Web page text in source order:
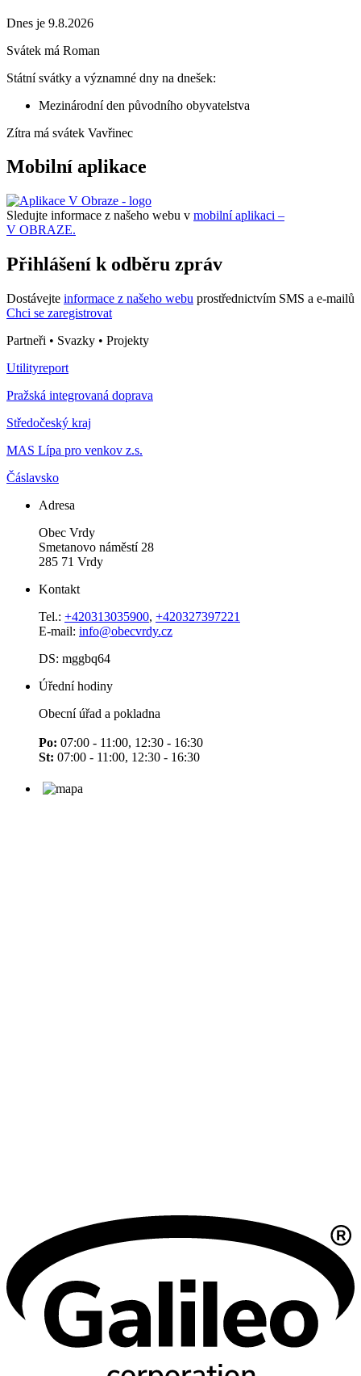
Dnes je 9.8.2026
Svátek má Roman
Státní svátky a významné dny na dnešek:
Mezinárodní den původního obyvatelstva
Zítra má svátek Vavřinec
Mobilní aplikace
Sledujte informace z našeho webu v mobilní aplikaci –
V OBRAZE.
Přihlášení k odběru zpráv
Dostávejte informace z našeho webu prostřednictvím SMS a e-mailů
Chci se zaregistrovat
Partneři • Svazky • Projekty
Utilityreport
Pražská integrovaná doprava
Středočeský kraj
MAS Lípa pro venkov z.s.
Čáslavsko
Adresa
Obec Vrdy
Smetanovo náměstí 28
285 71 Vrdy
Kontakt
Tel.: +420313035900, +420327397221
E-mail: info@obecvrdy.cz
DS: mggbq64
Úřední hodiny
Obecní úřad a pokladna
Po: 07:00 - 11:00, 12:30 - 16:30
St: 07:00 - 11:00, 12:30 - 16:30